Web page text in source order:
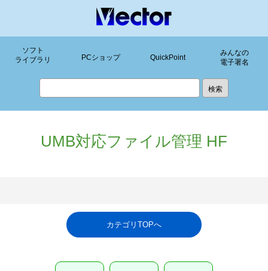
ソフト
ライブラリ
PCショップ QuickPoint
みんなの
電子署名
UMB対応ファイル管理 HF
カテゴリTOPへ